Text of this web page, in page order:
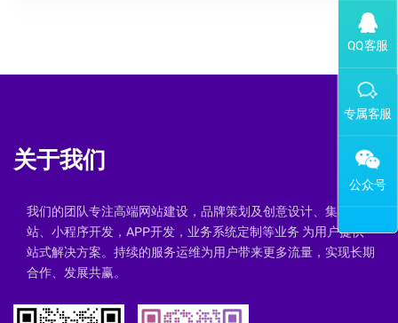
关于我们
我们的团队专注高端网站建设，品牌策划及创意设计、集群建
站、小程序开发，APP开发，业务系统定制等业务 为用户提供一
站式解决方案。持续的服务运维为用户带来更多流量，实现长期
合作、发展共赢。